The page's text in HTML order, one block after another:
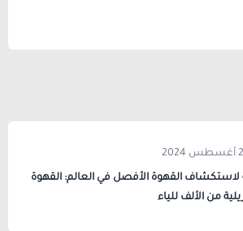
لاستكشاف القهوة الأفصل في العالم: القهوة
من الألف للياء